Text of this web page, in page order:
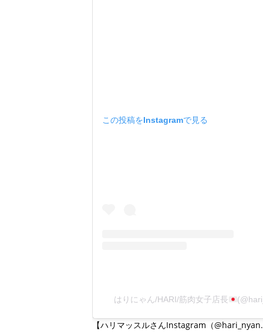
この投稿をInstagramで見る
はりにゃん/HARI/筋肉女子店長
【ハリマッスルさんInstagram（